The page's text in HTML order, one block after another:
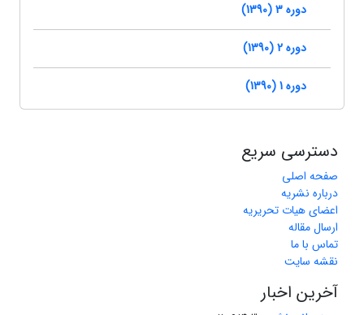
دوره 3 (1390)
دوره 2 (1390)
دوره 1 (1390)
دسترسی سریع
صفحه اصلی
درباره نشریه
اعضای هیات تحریریه
ارسال مقاله
تماس با ما
نقشه سایت
آخرین اخبار